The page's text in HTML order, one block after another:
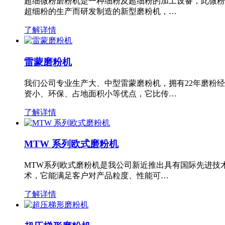
超细粉的生产而研发制造的新型磨粉机，…
了解详情
雷蒙磨粉机
我们公司专业生产大、中型雷蒙磨粉机，拥有22年磨粉
资小、环保、占地面积小等优点，它比传…
了解详情
MTW 系列欧式磨粉机
MTW系列欧式磨粉机是我公司新近推出具有国际先进
术，它能满足客户对产品粒度、性能可…
了解详情